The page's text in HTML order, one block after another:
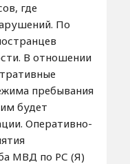
где
По
В отношении
пребывания
будет
Оперативно-
МВД по РС (Я)